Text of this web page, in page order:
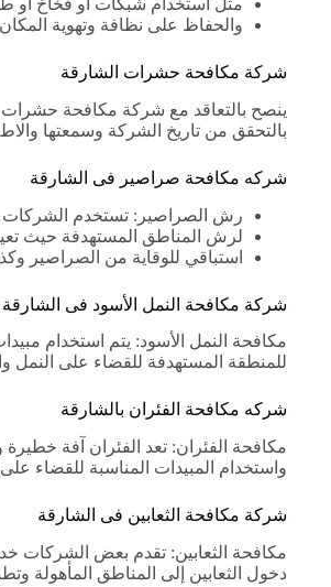
مثل استخدام شبكات أو فخاخ أو
والحفاظ على نظافة وتهوية
شركة مكافحة حشرات الشارقة
ينصح بالتعاقد مع شركة مكافحة
بالتحقق من تاريخ الشركة وسمعتها
شركه مكافحة صراصير فى الشارقة
رش الصراصير: تستخدم الشركات
لرش المناطق المستهدفة حيث
استباقي للوقاية من الصراصير
شركة مكافحة النمل الأسود فى الشارقة
مكافحة النمل الأسود: يتم استخدام
للمنطقة المستهدفة للقضاء على النمل
شركه مكافحة الفئران بالشارقة
مكافحة الفئران: تعد الفئران آفة
واستخدام المبيدات المناسبة للقضاء على
شركة مكافحة الثعابين فى الشارقة
مكافحة الثعابين: تقدم بعض الشركات
دخول الثعابين إلى المناطق المأهولة